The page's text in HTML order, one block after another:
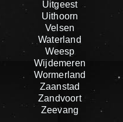
Uitgeest
Uithoorn
Velsen
Waterland
Weesp
Wijdemeren
Wormerland
Zaanstad
Zandvoort
Zeevang